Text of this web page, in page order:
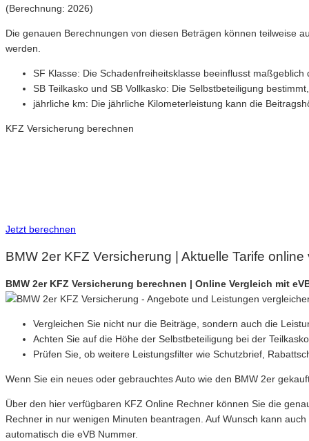
(Berechnung: 2026)
Die genauen Berechnungen von diesen Beträgen können teilweise
werden.
SF Klasse: Die Schadenfreiheitsklasse beeinflusst
SB Teilkasko und SB Vollkasko: Die Selbstbeteiligung
jährliche km: Die jährliche Kilometerleistung kann die
KFZ Versicherung berechnen
Jetzt berechnen
BMW 2er KFZ Versicherung | Aktuelle Tarife
BMW 2er KFZ Versicherung berechnen | Online Vergleich mit
Vergleichen Sie nicht nur die Beiträge, sondern auch die
Achten Sie auf die Höhe der Selbstbeteiligung bei der
Prüfen Sie, ob weitere Leistungsfilter wie Schutzbrief,
Wenn Sie ein neues oder gebrauchtes Auto wie den BMW 2er
Über den hier verfügbaren KFZ Online Rechner können Sie die
Rechner in nur wenigen Minuten beantragen. Auf Wunsch kann
automatisch die eVB Nummer.